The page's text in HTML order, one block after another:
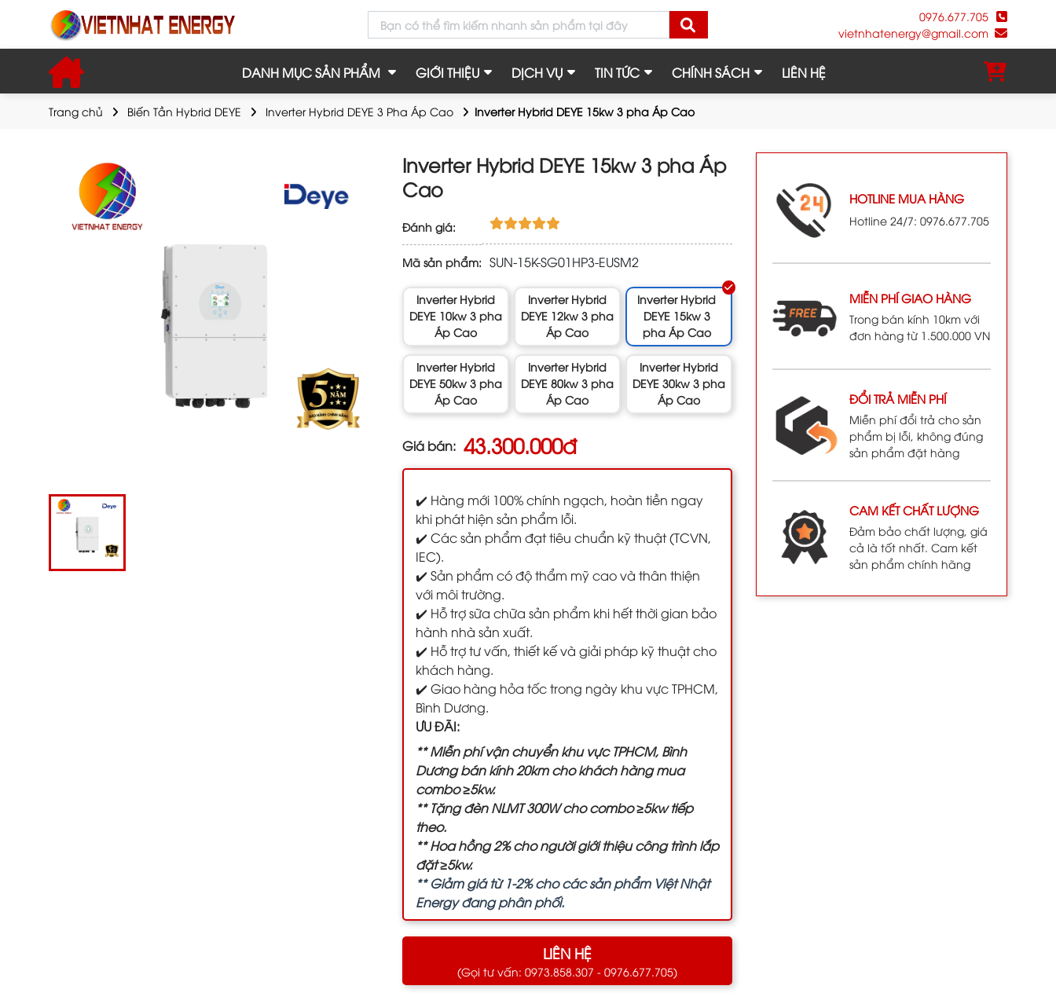
0976.677.705
vietnhatenergy@gmail.com
DANH MỤC SẢN PHẨM GIỚI THIỆU DỊCH VỤ TIN TỨC CHÍNH SÁCH LIÊN HỆ
Trang chủ Biến Tần Hybrid DEYE Inverter Hybrid DEYE 3 Pha Áp Cao Inverter Hybrid DEYE 15kw 3 pha Áp Cao
Inverter Hybrid DEYE 15kw 3 pha Áp
Cao
Đánh giá:
Mã sản phẩm: SUN-15K-SG01HP3-EUSM2
Inverter Hybrid
DEYE 10kw 3 pha
Áp Cao
Inverter Hybrid
DEYE 12kw 3 pha
Áp Cao
Inverter Hybrid
DEYE 15kw 3
pha Áp Cao
Inverter Hybrid
DEYE 50kw 3 pha
Áp Cao
Inverter Hybrid
DEYE 80kw 3 pha
Áp Cao
Inverter Hybrid
DEYE 30kw 3 pha
Áp Cao
Giá bán: 43.300.000đ
✔️ Hàng mới 100% chính ngạch, hoàn tiền ngay
khi phát hiện sản phẩm lỗi.
✔️ Các sản phẩm đạt tiêu chuẩn kỹ thuật (TCVN,
IEC).
✔️ Sản phẩm có độ thẩm mỹ cao và thân thiện
với môi trường.
✔️ Hỗ trợ sữa chữa sản phẩm khi hết thời gian bảo
hành nhà sản xuất.
✔️ Hỗ trợ tư vấn, thiết kế và giải pháp kỹ thuật cho
khách hàng.
✔️ Giao hàng hỏa tốc trong ngày khu vực TPHCM,
Bình Dương.
ƯU ĐÃI:
** Miễn phí vận chuyển khu vực TPHCM, Bình
Dương bán kính 20km cho khách hàng mua
combo ≥5kw.
** Tặng đèn NLMT 300W cho combo ≥5kw tiếp
theo.
** Hoa hồng 2% cho người giới thiệu công trình lắp
đặt ≥5kw.
** Giảm giá từ 1-2% cho các sản phẩm Việt Nhật
Energy đang phân phối.
LIÊN HỆ
(Gọi tư vấn: 0973.858.307 - 0976.677.705)
HOTLINE MUA HÀNG
Hotline 24/7: 0976.677.705
MIỄN PHÍ GIAO HÀNG
Trong bán kính 10km với
đơn hàng từ 1.500.000 VN
ĐỔI TRẢ MIỄN PHÍ
Miễn phí đổi trả cho sản
phẩm bị lỗi, không đúng
sản phẩm đặt hàng
CAM KẾT CHẤT LƯỢNG
Đảm bảo chất lượng, giá
cả là tốt nhất. Cam kết
sản phẩm chính hãng